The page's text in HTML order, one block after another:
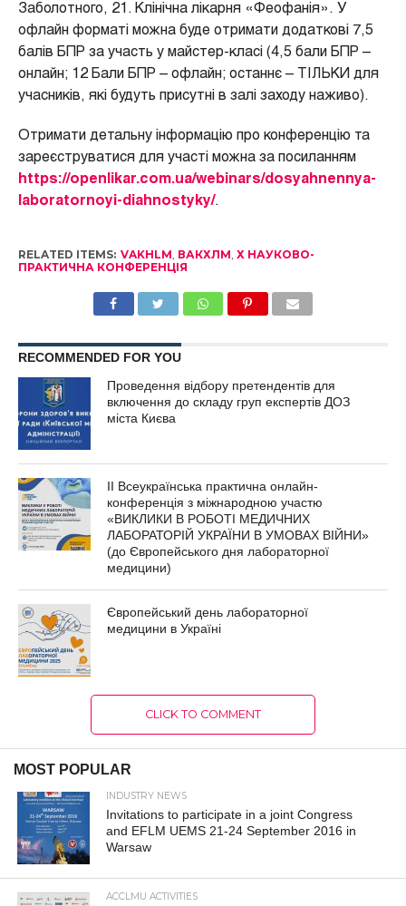
Заболотного, 21. Клінічна лікарня «Феофанія». У
офлайн форматі можна буде отримати додаткові 7,5
балів БПР за участь у майстер-класі (4,5 бали БПР –
онлайн; 12 Бали БПР – офлайн; останнє – ТІЛЬКИ для
учасників, які будуть присутні в залі заходу наживо).
Отримати детальну інформацію про конференцію та
зареєструватися для участі можна за посиланням
https://openlikar.com.ua/webinars/dosyahnennya-
laboratornoyi-diahnostyky/.
RELATED ITEMS: VAKHLM ВАКХЛМ Х НАУКОВО-
ПРАКТИЧНА КОНФЕРЕНЦІЯ
RECOMMENDED FOR YOU
Проведення відбору претендентів для
включення до складу груп експертів ДОЗ
міста Києва
ІІ Всеукраїнська практична онлайн-
конференція з міжнародною участю
«ВИКЛИКИ В РОБОТІ МЕДИЧНИХ
ЛАБОРАТОРІЙ УКРАЇНИ В УМОВАХ ВІЙНИ»
(до Європейського дня лабораторної
медицини)
Європейський день лабораторної
медицини в Україні
CLICK TO COMMENT
MOST POPULAR
INDUSTRY NEWS
Invitations to participate in a joint Congress
and EFLM UEMS 21-24 September 2016 in
Warsaw
ACCLMU ACTIVITIES